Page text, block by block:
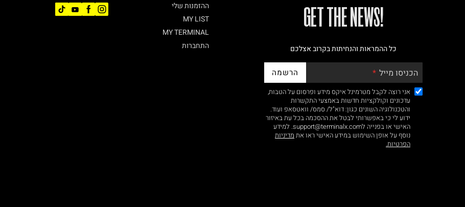
ההזמנות שלי
MY LIST
MY TERMINAL
התחברות
!GET THE NEWS
כל ההמראות והנחיתות בקרוב אצלכם
הכניסו מייל הרשמה
אני רוצה לקבל מטרמינל איקס מידע ופרסום על הטבות,
עדכונים וקולקציות חדשות באמצעי התקשרות
והטכנולוגיה השונים כגון: דוא"ל/ סמס/ וואטסאפ ועוד.
ידוע לי כי באפשרותי לבטל את ההסכמה בכל עת באיזור
האישי או בפנייה לsupport@terminalx.com. למידע
נוסף על אופן השימוש במידע האישי ראו את מדיניות
הפרטיות.